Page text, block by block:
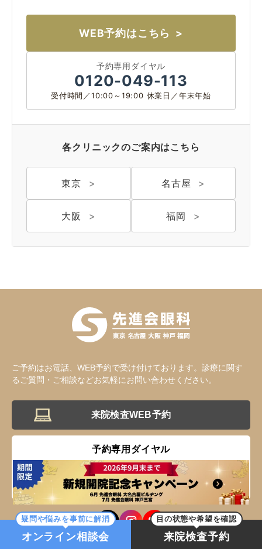
WEB予約はこちら
予約専用ダイヤル
0120-049-113
受付時間／10:00～19:00 休業日／年末年始
各クリニックのご案内はこちら
東京 名古屋
大阪 福岡
ご予約はお電話、WEB予約で受け付けております。診療に関す
るご質問・ご相談などお気軽にお問い合わせください。
来院検査WEB予約
予約専用ダイヤル
0120-049-113
受付時間 10:00～19:00
疑問や悩みを事前に解消
オンライン相談会
目の状態や希望を確認
来院検査予約